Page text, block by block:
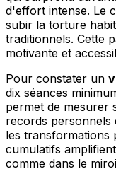
d'effort intense. Le
subir la torture
traditionnels. Cette
motivante et
Pour constater un
dix séances
permet de mesurer
records personnels
les transformations
cumulatifs
comme dans le